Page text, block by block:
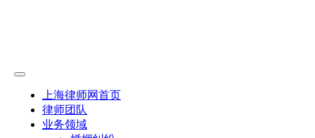
上海律师网首页
律师团队
业务领域